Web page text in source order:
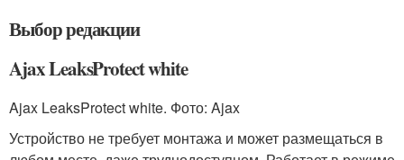
Выбор редакции
Ajax LeaksProtect white
Ajax LeaksProtect white. Фото: Ajax
Устройство не требует монтажа и может размещаться в